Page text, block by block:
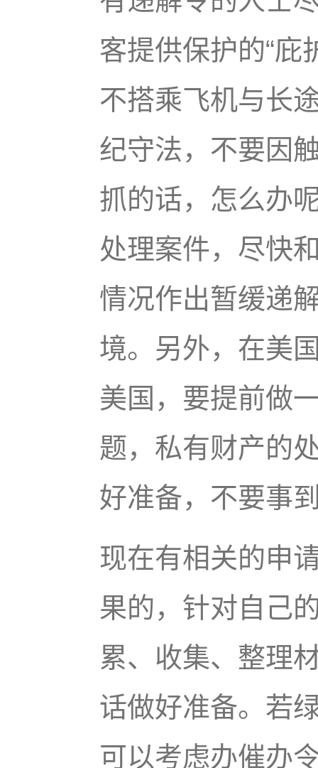
客提供保护的“庇
不搭乘飞机与长
纪守法，不要因
抓的话，怎么办
处理案件，尽快
情况作出暂缓递
境。另外，在美
美国，要提前做
题，私有财产的
好准备，不要事
现在有相关的申
果的，针对自己
累、收集、整理
话做好准备。若
可以考虑办催办